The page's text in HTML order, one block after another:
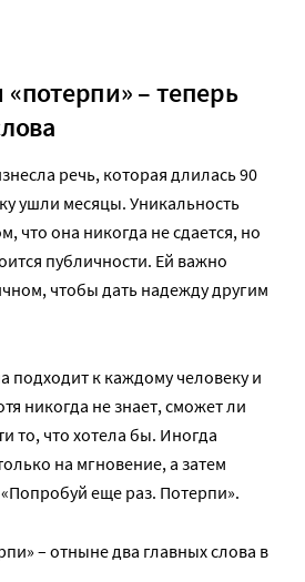
– теперь
речь, которая длилась 90
ушли месяцы. Уникальность
что она никогда не сдается, но
публичности. Ей важно
чтобы дать надежду другим
подходит к каждому человеку и
никогда не знает, сможет ли
то, что хотела бы. Иногда
на мгновение, а затем
еще раз. Потерпи».
– отныне два главных слова в